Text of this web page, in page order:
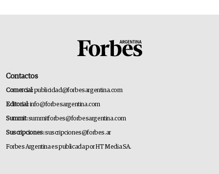
Contactos
Comercial:publicidad@forbesargentina.com
Editorial:info@forbesargentina.com
Summit:summitforbes@forbesargentina.com
Suscripciones:suscripciones@forbes.ar
Forbes Argentina es publicada por HT Media SA.